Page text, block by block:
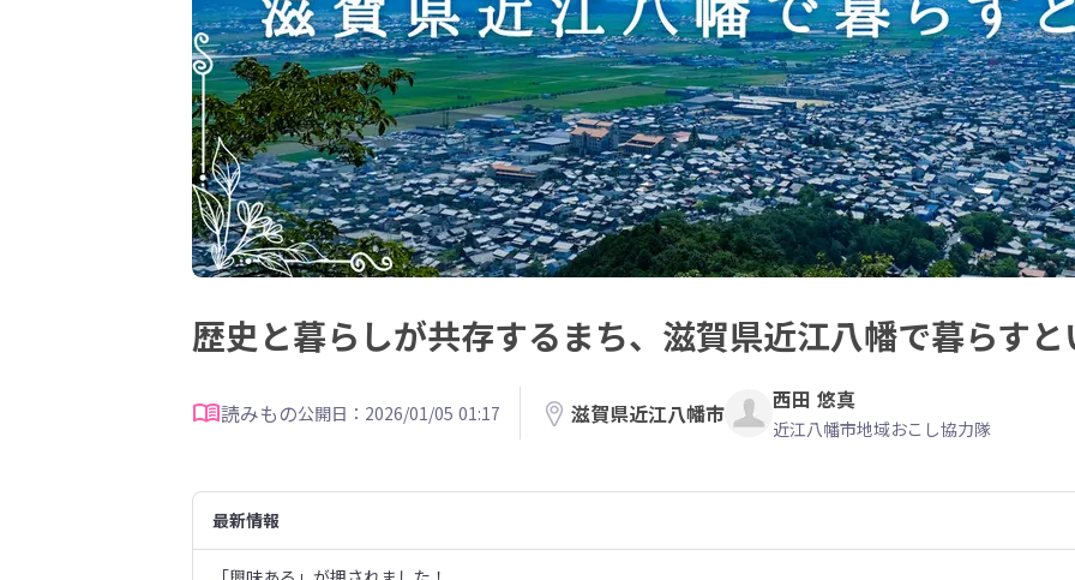
歴史と暮らしが共存するまち、滋賀県近江八幡で暮らす
読みもの公開日：2026/01/05 01:17 滋賀県近江八幡市 西田 悠真
近江八幡市地域おこし協力隊
最新情報